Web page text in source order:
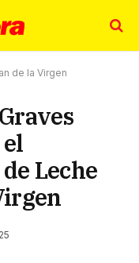
de la Virgen
Leche